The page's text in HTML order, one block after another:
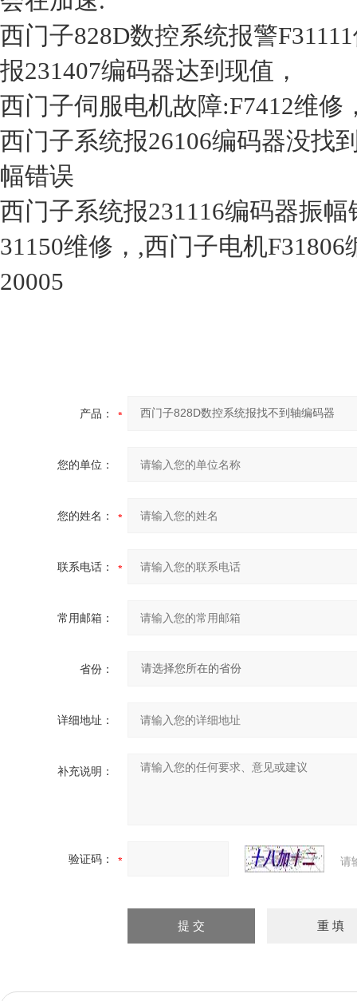
西门子828D数控系统报警
报231407编码器达到现值，
西门子伺服电机故障:F7412维
西门子系统报26106编码器没找
幅错误
西门子系统报231116编码器振
31150维修，,西门子电机
20005
产品：
您的单位：
您的姓名：
联系电话：
常用邮箱：
省份：
详细地址：
补充说明：
验证码： 请